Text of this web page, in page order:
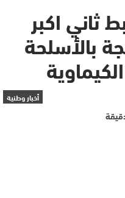
ثاني اكبر
بالأسلحة
أخبار وطنية